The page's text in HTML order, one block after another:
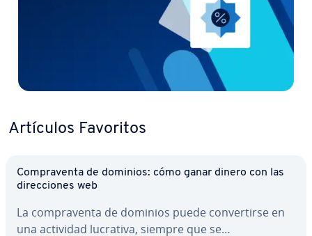
Artículos Favoritos
Co­m­pra­ve­n­ta de dominios: cómo ganar dinero con las
di­re­c­cio­nes web
La co­m­pra­ve­n­ta de dominios puede co­n­ve­r­ti­r­se en
una actividad lucrativa, siempre que se…